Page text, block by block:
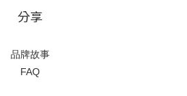
分享
品牌故事
FAQ